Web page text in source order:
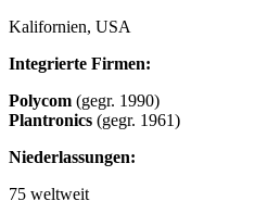
Kalifornien, USA
Integrierte Firmen:
Polycom (gegr. 1990)
Plantronics (gegr. 1961)
Niederlassungen:
75 weltweit